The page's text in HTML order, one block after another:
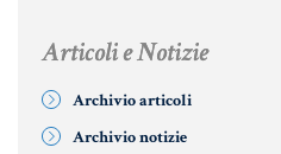
Articoli e Notizie
Archivio articoli
Archivio notizie